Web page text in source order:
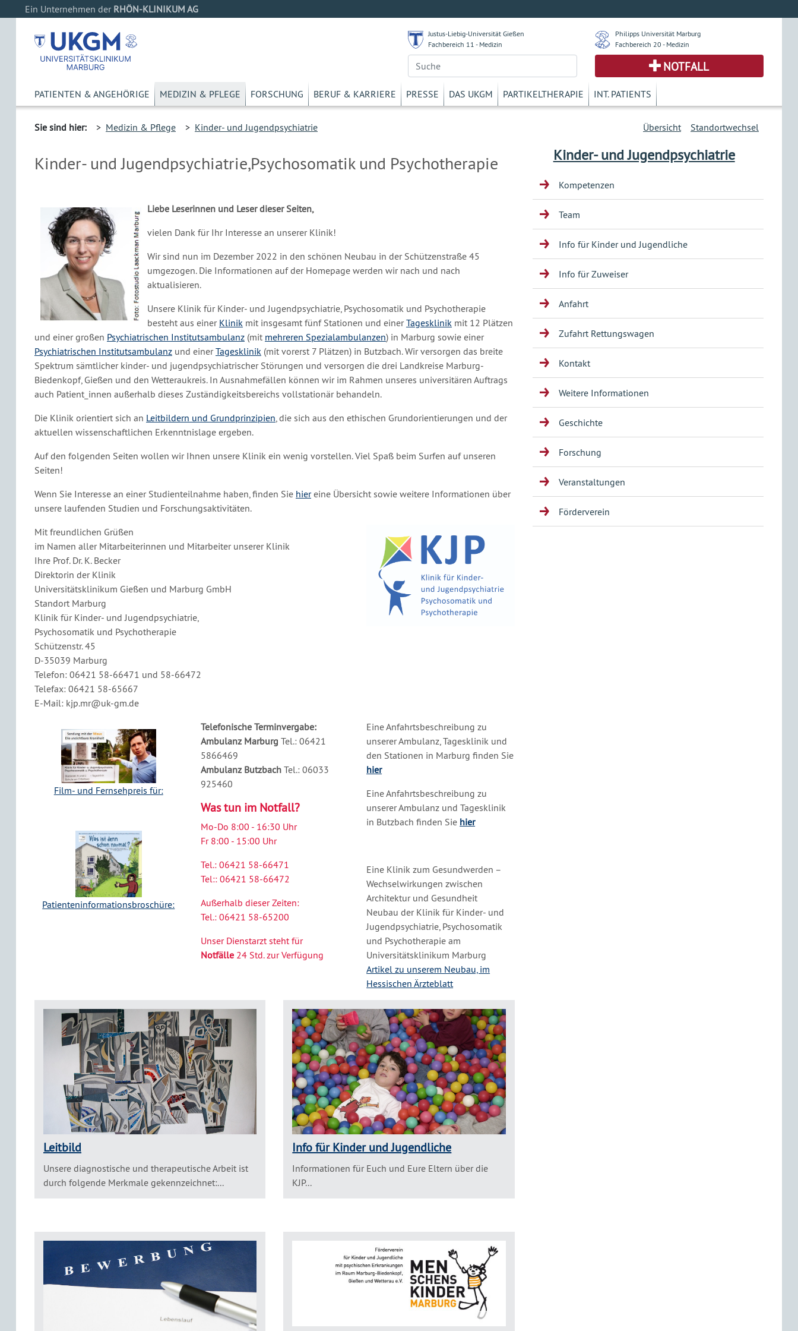
Ein Unternehmen der RHÖN-KLINIKUM AG
Justus-Liebig-Universität Gießen
Fachbereich 11 - Medizin
Philipps Universität Marburg
Fachbereich 20 - Medizin
NOTFALL
PATIENTEN & ANGEHÖRIGE MEDIZIN & PFLEGE FORSCHUNG BERUF & KARRIERE PRESSE DAS UKGM PARTIKELTHERAPIE INT. PATIENTS
Sie sind hier: > Medizin & Pflege > Kinder- und Jugendpsychiatrie Standortwechsel
Übersicht
Kinder- und Jugendpsychiatrie,Psychosomatik und Psychotherapie
Liebe Leserinnen und Leser dieser Seiten,
vielen Dank für Ihr Interesse an unserer Klinik!
Wir sind nun im Dezember 2022 in den schönen Neubau in der Schützenstraße 45
umgezogen. Die Informationen auf der Homepage werden wir nach und nach
aktualisieren.
Unsere Klinik für Kinder- und Jugendpsychiatrie, Psychosomatik und Psychotherapie
besteht aus einer Klinik mit insgesamt fünf Stationen und einerTagesklinik mit 12 Plätzen
und einer großen Psychiatrischen Institutsambulanz (mit mehreren Spezialambulanzen) in Marburg sowie einer
Psychiatrischen Institutsambulanz und einerTagesklinik (mit vorerst 7 Plätzen) in Butzbach. Wir versorgen das breite
Spektrum sämtlicher kinder- und jugendpsychiatrischer Störungen und versorgen die drei Landkreise Marburg-
Biedenkopf, Gießen und den Wetteraukreis. In Ausnahmefällen können wir im Rahmen unseres universitären Auftrags
auch Patient_innen außerhalb dieses Zuständigkeitsbereichs vollstationär behandeln.
Die Klinik orientiert sich an Leitbildern und Grundprinzipien, die sich aus den ethischen Grundorientierungen und der
aktuellen wissenschaftlichen Erkenntnislage ergeben.
Auf den folgenden Seiten wollen wir Ihnen unsere Klinik ein wenig vorstellen. Viel Spaß beim Surfen auf unseren
Seiten!
Wenn Sie Interesse an einer Studienteilnahme haben, finden Sie hiereine Übersicht sowie weitere Informationen über
unsere laufenden Studien und Forschungsaktivitäten.
Mit freundlichen Grüßen
im Namen aller Mitarbeiterinnen und Mitarbeiter unserer Klinik
Ihre Prof. Dr. K. Becker
Direktorin der Klinik
Universitätsklinikum Gießen und Marburg GmbH
Standort Marburg
Klinik für Kinder- und Jugendpsychiatrie,
Psychosomatik und Psychotherapie
Schützenstr. 45
D-35039 Marburg
Telefon: 06421 58-66471 und 58-66472
Telefax: 06421 58-65667
E-Mail: kjp.mr@uk-gm.de
Film- und Fernsehpreis für:
Patienteninformationsbroschüre:
Telefonische Terminvergabe:
Ambulanz Marburg Tel.: 06421
5866469
Ambulanz Butzbach Tel.: 06033
925460
Was tun im Notfall?
Mo-Do 8:00 - 16:30 Uhr
Fr 8:00 - 15:00 Uhr
Tel.: 06421 58-66471
Tel:: 06421 58-66472
Außerhalb dieser Zeiten:
Tel.: 06421 58-65200
Unser Dienstarzt steht für
Notfälle24 Std. zur Verfügung
Eine Anfahrtsbeschreibung zu
unserer Ambulanz, Tagesklinik und
den Stationen in Marburg finden Sie
hier
Eine Anfahrtsbeschreibung zu
unserer Ambulanz und Tagesklinik
in Butzbach finden Sie hier
Eine Klinik zum Gesundwerden –
Wechselwirkungen zwischen
Architektur und Gesundheit
Neubau der Klinik für Kinder- und
Jugendpsychiatrie, Psychosomatik
und Psychotherapie am
Universitätsklinikum Marburg
Artikel zu unserem Neubau, im
Hessischen Ärzteblatt
Leitbild
Unsere diagnostische und therapeutische Arbeit ist
durch folgende Merkmale gekennzeichnet:...
Info für Kinder und Jugendliche
Informationen für Euch und Eure Eltern über die
KJP...
Kinder- und Jugendpsychiatrie
Kompetenzen
Team
Info für Kinder und Jugendliche
Info für Zuweiser
Anfahrt
Zufahrt Rettungswagen
Kontakt
Weitere Informationen
Geschichte
Forschung
Veranstaltungen
Förderverein